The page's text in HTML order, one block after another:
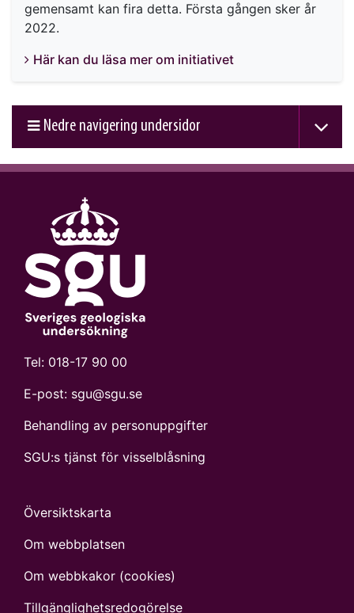
gemensamt kan fira detta. Första gången sker år
2022.
Här kan du läsa mer om initiativet
Nedre navigering undersidor
Tel: 018-17 90 00
E-post: sgu@sgu.se
Behandling av personuppgifter
SGU:s tjänst för visselblåsning
Översiktskarta
Om webbplatsen
Om webbkakor (cookies)
Tillgänglighets­redogörelse